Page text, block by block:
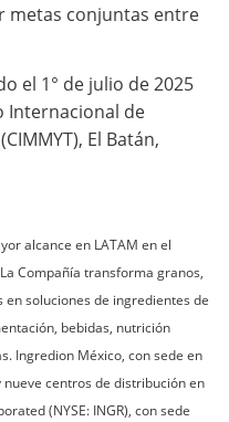
metas conjuntas entre
el 1° de julio de 2025
Internacional de
El Batán,
alcance en LATAM en el
Compañía transforma granos,
soluciones de ingredientes de
bebidas, nutrición
Ingredion México, con sede en
centros de distribución en
(NYSE: INGR), con sede